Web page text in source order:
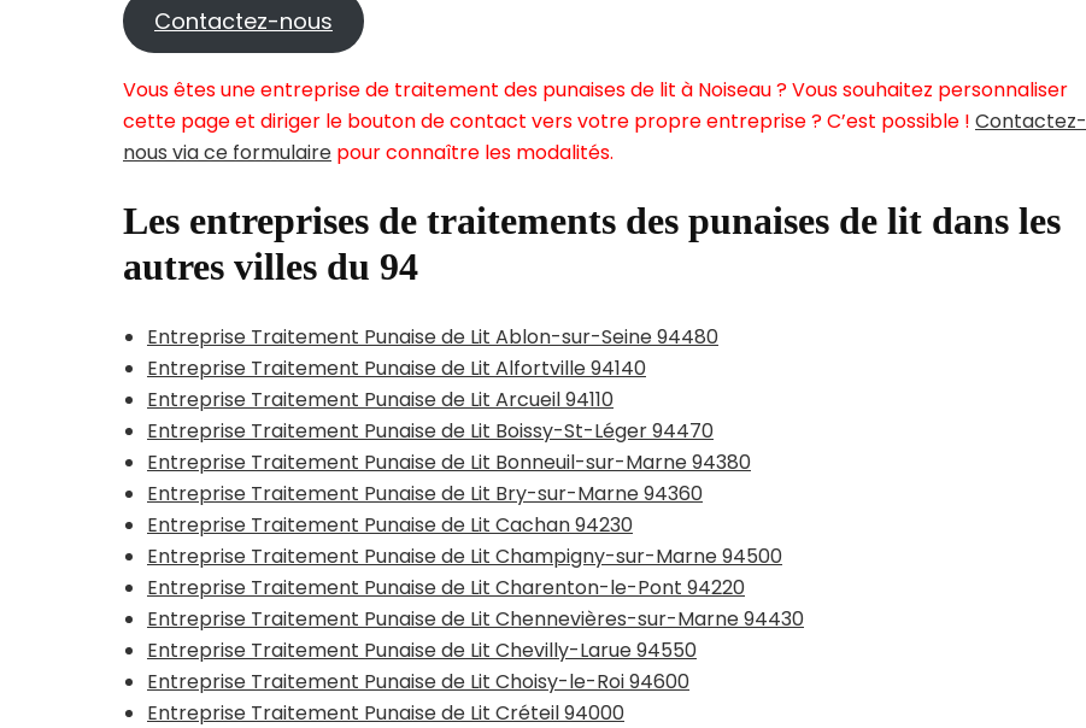
Contactez-nous
Vous êtes une entreprise de traitement des punaises de lit à Noiseau ? Vous souhaitez personnaliser
cette page et diriger le bouton de contact vers votre propre entreprise ? C’est possible ! Contactez-
nous via ce formulaire pour connaître les modalités.
Les entreprises de traitements des punaises de lit dans les
autres villes du 94
Entreprise Traitement Punaise de Lit Ablon-sur-Seine 94480
Entreprise Traitement Punaise de Lit Alfortville 94140
Entreprise Traitement Punaise de Lit Arcueil 94110
Entreprise Traitement Punaise de Lit Boissy-St-Léger 94470
Entreprise Traitement Punaise de Lit Bonneuil-sur-Marne 94380
Entreprise Traitement Punaise de Lit Bry-sur-Marne 94360
Entreprise Traitement Punaise de Lit Cachan 94230
Entreprise Traitement Punaise de Lit Champigny-sur-Marne 94500
Entreprise Traitement Punaise de Lit Charenton-le-Pont 94220
Entreprise Traitement Punaise de Lit Chennevières-sur-Marne 94430
Entreprise Traitement Punaise de Lit Chevilly-Larue 94550
Entreprise Traitement Punaise de Lit Choisy-le-Roi 94600
Entreprise Traitement Punaise de Lit Créteil 94000